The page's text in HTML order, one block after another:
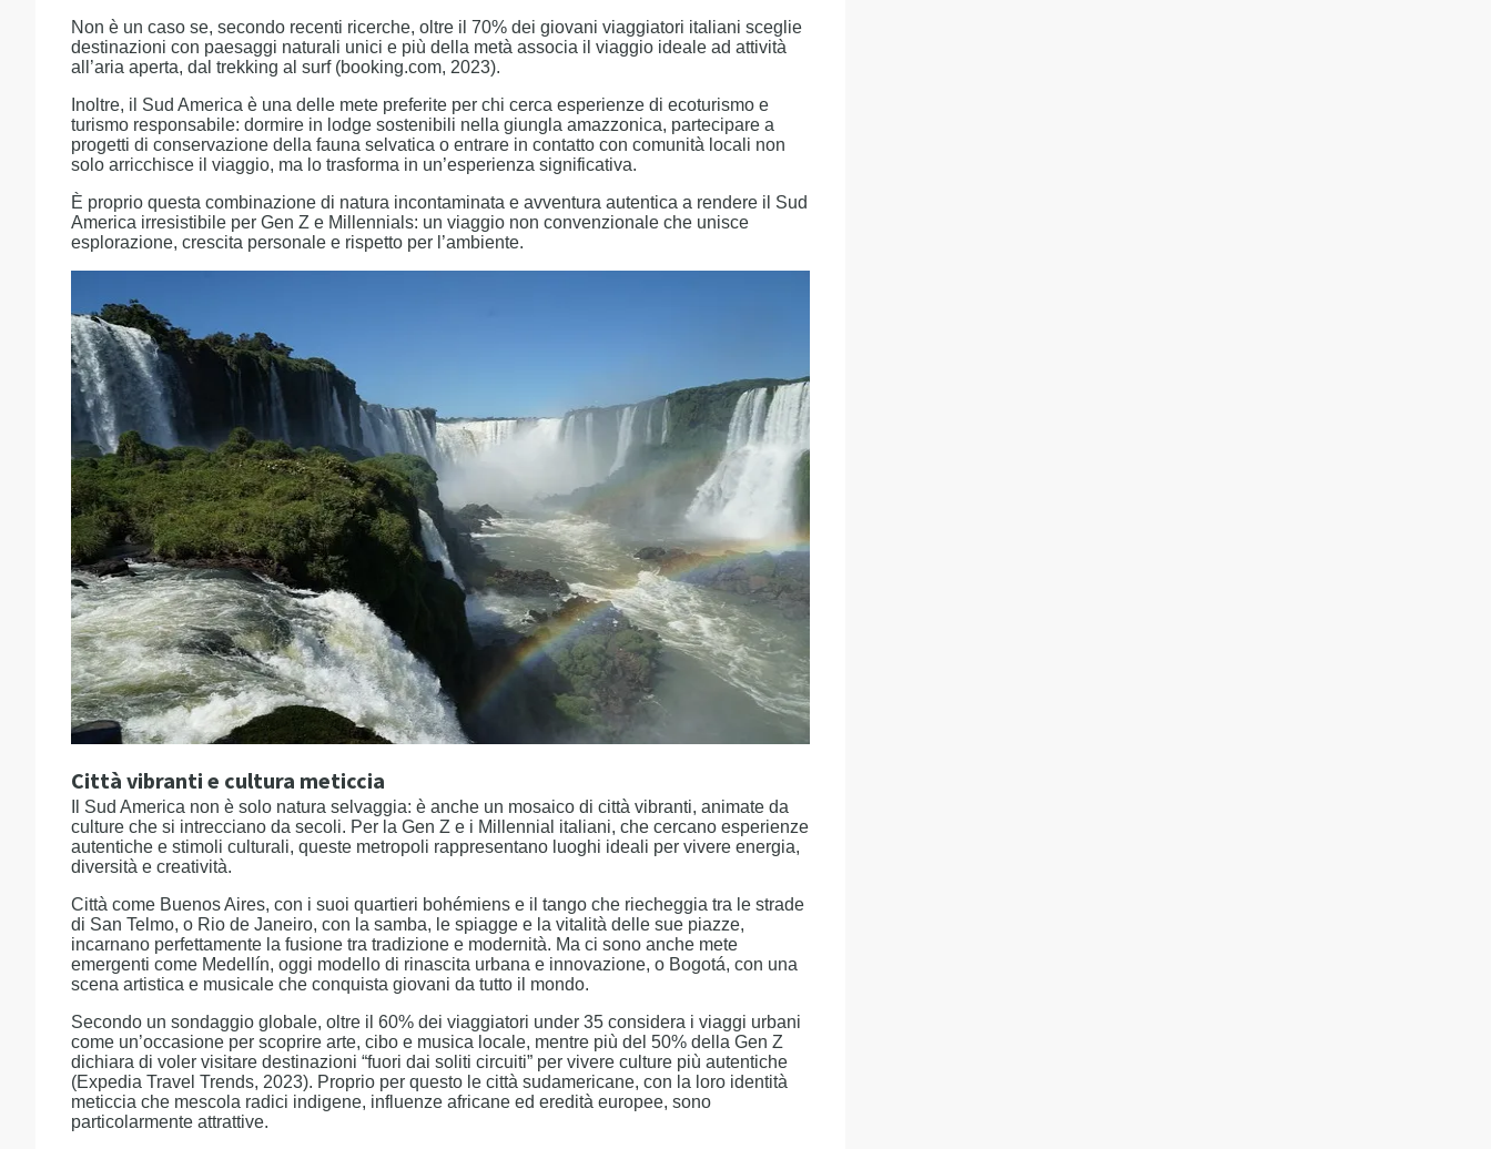
Non è un caso se, secondo recenti ricerche, oltre il 70% dei giovani viaggiatori italiani sceglie
destinazioni con paesaggi naturali unici e più della metà associa il viaggio ideale ad attività
all’aria aperta, dal trekking al surf (booking.com, 2023).
Inoltre, il Sud America è una delle mete preferite per chi cerca esperienze di ecoturismo e
turismo responsabile: dormire in lodge sostenibili nella giungla amazzonica, partecipare a
progetti di conservazione della fauna selvatica o entrare in contatto con comunità locali non
solo arricchisce il viaggio, ma lo trasforma in un’esperienza significativa.
È proprio questa combinazione di natura incontaminata e avventura autentica a rendere il Sud
America irresistibile per Gen Z e Millennials: un viaggio non convenzionale che unisce
esplorazione, crescita personale e rispetto per l’ambiente.
Città vibranti e cultura meticcia
Il Sud America non è solo natura selvaggia: è anche un mosaico di città vibranti, animate da
culture che si intrecciano da secoli. Per la Gen Z e i Millennial italiani, che cercano esperienze
autentiche e stimoli culturali, queste metropoli rappresentano luoghi ideali per vivere energia,
diversità e creatività.
Città come Buenos Aires, con i suoi quartieri bohémiens e il tango che riecheggia tra le strade
di San Telmo, o Rio de Janeiro, con la samba, le spiagge e la vitalità delle sue piazze,
incarnano perfettamente la fusione tra tradizione e modernità. Ma ci sono anche mete
emergenti come Medellín, oggi modello di rinascita urbana e innovazione, o Bogotá, con una
scena artistica e musicale che conquista giovani da tutto il mondo.
Secondo un sondaggio globale, oltre il 60% dei viaggiatori under 35 considera i viaggi urbani
come un’occasione per scoprire arte, cibo e musica locale, mentre più del 50% della Gen Z
dichiara di voler visitare destinazioni “fuori dai soliti circuiti” per vivere culture più autentiche
(Expedia Travel Trends, 2023). Proprio per questo le città sudamericane, con la loro identità
meticcia che mescola radici indigene, influenze africane ed eredità europee, sono
particolarmente attrattive.